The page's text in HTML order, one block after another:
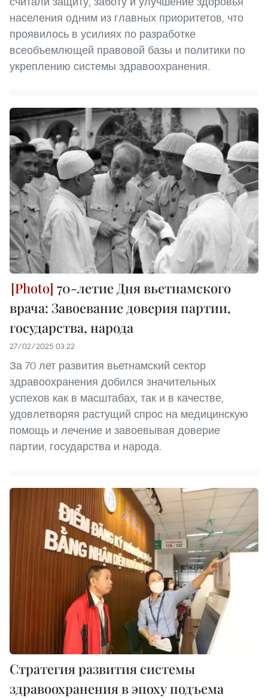
населения одним из главных приоритетов, что
проявилось в усилиях по разработке
всеобъемлющей правовой базы и политики по
укреплению системы здравоохранения.
70-летие Дня вьетнамского
врача: Завоевание доверия партии,
государства, народа
27/02/2025 03:22
За 70 лет развития вьетнамский сектор
здравоохранения добился значительных
успехов как в масштабах, так и в качестве,
удовлетворяя растущий спрос на медицинскую
помощь и лечение и завоевывая доверие
партии, государства и народа.
Стратегия развития системы
здравоохранения в эпоху подъема